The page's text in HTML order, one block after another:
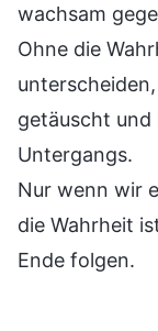
wachsam
Ohne die
getäuscht und
Untergangs.
Nur wenn wir
die Wahrheit
Ende folgen.